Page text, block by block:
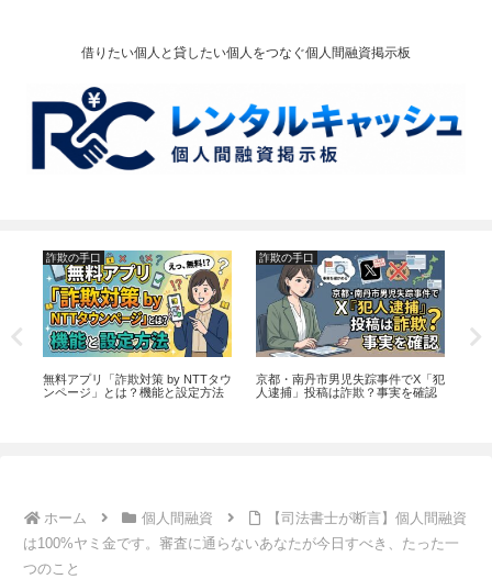
借りたい個人と貸したい個人をつなぐ個人間融資掲示板
詐欺の手口
無料アプリ「詐欺対策 by NTTタウ
ンページ」とは？機能と設定方法
詐欺の手口
京都・南丹市男児失踪事件でX「犯
人逮捕」投稿は詐欺？事実を確認
ホーム 個人間融資
【司法書士が断言】個人間融資
は100%ヤミ金です。審査に通らないあなたが今日すべき、たった一
つのこと